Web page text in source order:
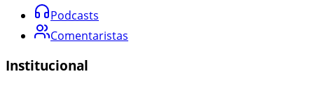
Podcasts
Comentaristas
Institucional